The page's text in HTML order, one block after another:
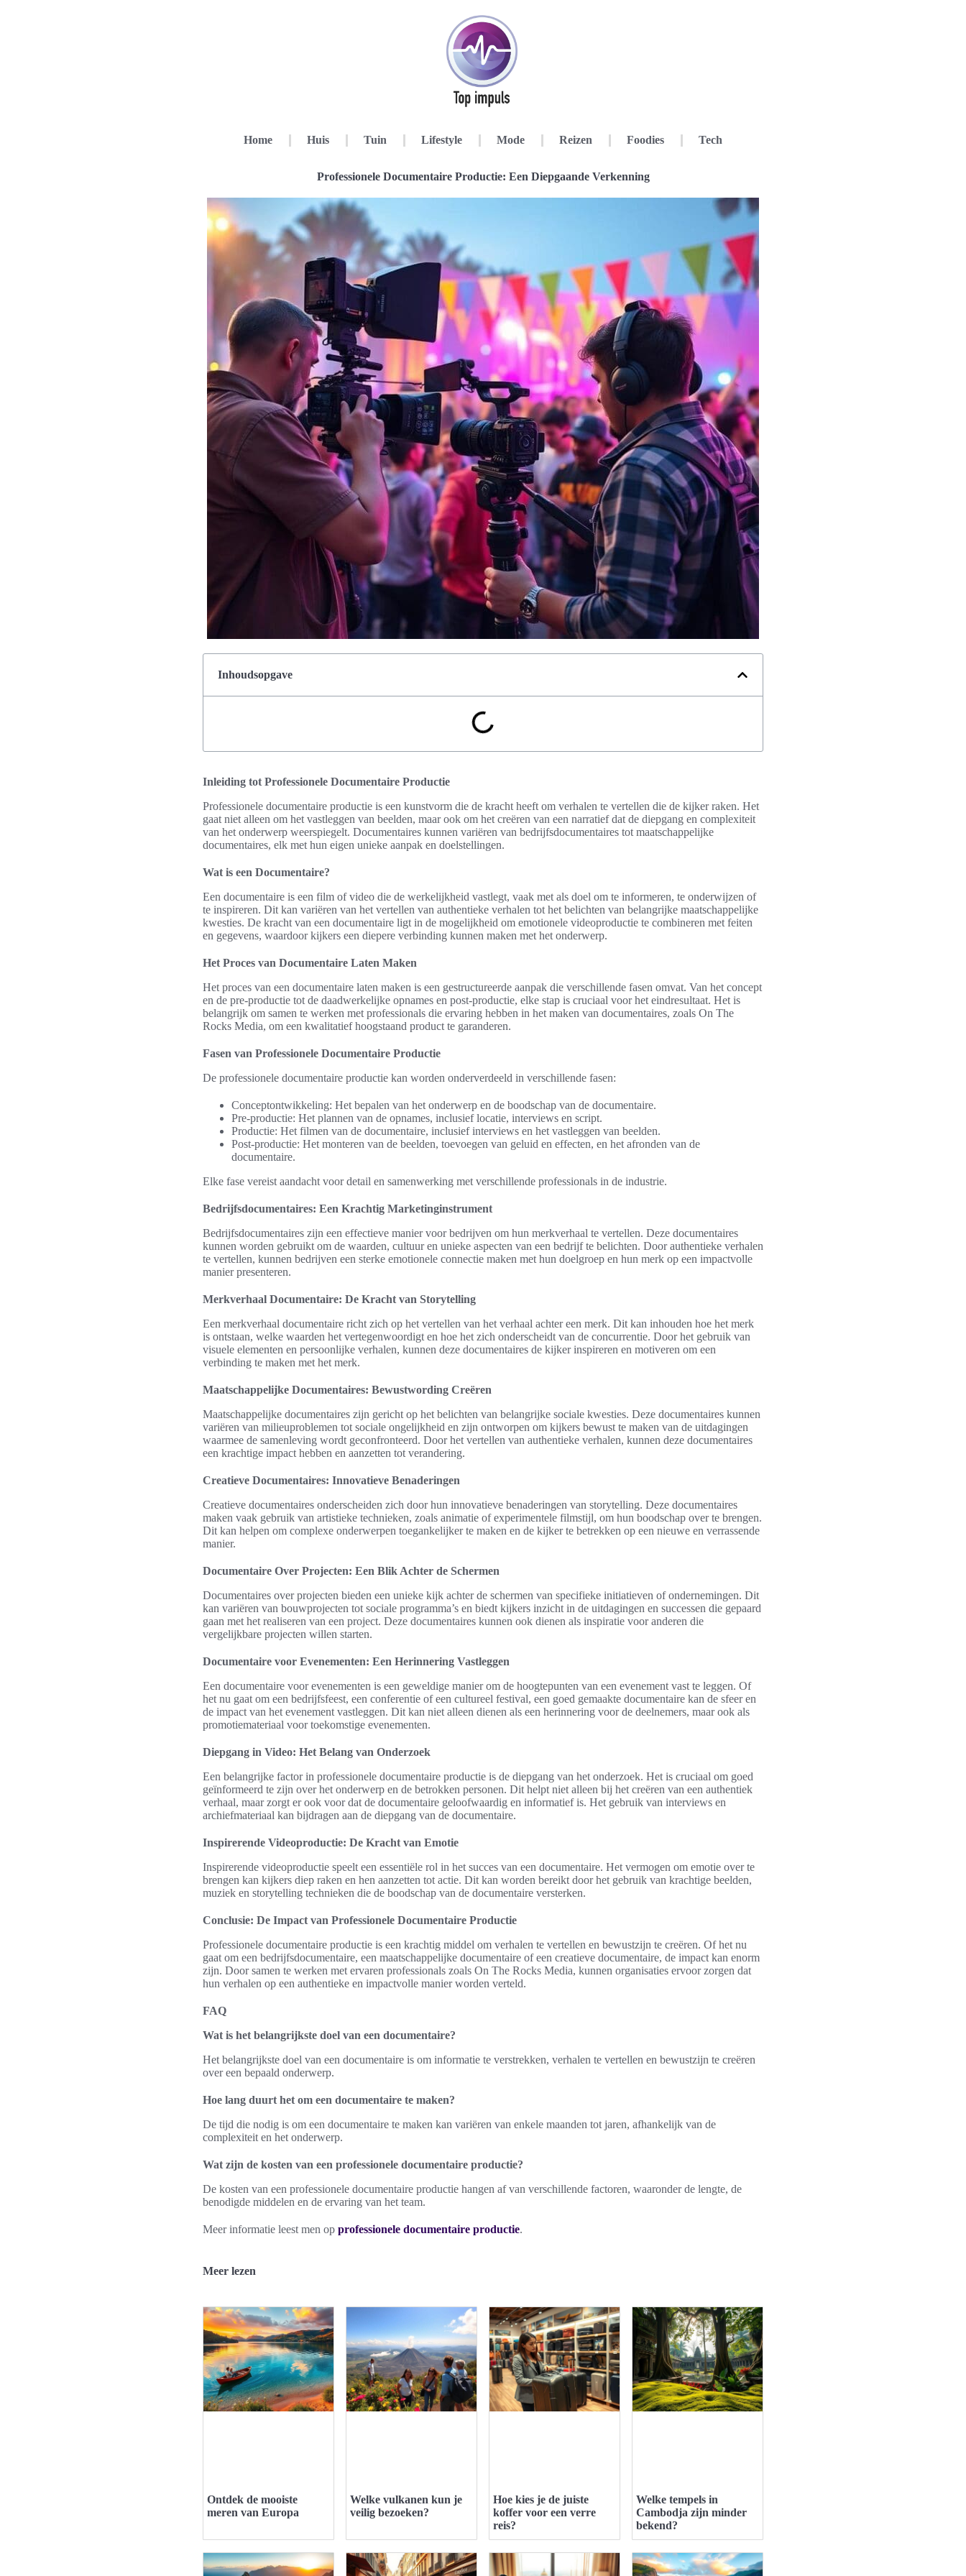
Home Huis Tuin Lifestyle Mode Reizen Foodies Tech
Professionele Documentaire Productie: Een Diepgaande Verkenning
Inhoudsopgave
Inleiding tot Professionele Documentaire Productie
Professionele documentaire productie is een kunstvorm die de kracht heeft om verhalen te vertellen die de kijker raken. Het
gaat niet alleen om het vastleggen van beelden, maar ook om het creëren van een narratief dat de diepgang en complexiteit
van het onderwerp weerspiegelt. Documentaires kunnen variëren van bedrijfsdocumentaires tot maatschappelijke
documentaires, elk met hun eigen unieke aanpak en doelstellingen.
Wat is een Documentaire?
Een documentaire is een film of video die de werkelijkheid vastlegt, vaak met als doel om te informeren, te onderwijzen of
te inspireren. Dit kan variëren van het vertellen van authentieke verhalen tot het belichten van belangrijke maatschappelijke
kwesties. De kracht van een documentaire ligt in de mogelijkheid om emotionele videoproductie te combineren met feiten
en gegevens, waardoor kijkers een diepere verbinding kunnen maken met het onderwerp.
Het Proces van Documentaire Laten Maken
Het proces van een documentaire laten maken is een gestructureerde aanpak die verschillende fasen omvat. Van het concept
en de pre-productie tot de daadwerkelijke opnames en post-productie, elke stap is cruciaal voor het eindresultaat. Het is
belangrijk om samen te werken met professionals die ervaring hebben in het maken van documentaires, zoals On The
Rocks Media, om een kwalitatief hoogstaand product te garanderen.
Fasen van Professionele Documentaire Productie
De professionele documentaire productie kan worden onderverdeeld in verschillende fasen:
Conceptontwikkeling: Het bepalen van het onderwerp en de boodschap van de documentaire.
Pre-productie: Het plannen van de opnames, inclusief locatie, interviews en script.
Productie: Het filmen van de documentaire, inclusief interviews en het vastleggen van beelden.
Post-productie: Het monteren van de beelden, toevoegen van geluid en effecten, en het afronden van de
documentaire.
Elke fase vereist aandacht voor detail en samenwerking met verschillende professionals in de industrie.
Bedrijfsdocumentaires: Een Krachtig Marketinginstrument
Bedrijfsdocumentaires zijn een effectieve manier voor bedrijven om hun merkverhaal te vertellen. Deze documentaires
kunnen worden gebruikt om de waarden, cultuur en unieke aspecten van een bedrijf te belichten. Door authentieke verhalen
te vertellen, kunnen bedrijven een sterke emotionele connectie maken met hun doelgroep en hun merk op een impactvolle
manier presenteren.
Merkverhaal Documentaire: De Kracht van Storytelling
Een merkverhaal documentaire richt zich op het vertellen van het verhaal achter een merk. Dit kan inhouden hoe het merk
is ontstaan, welke waarden het vertegenwoordigt en hoe het zich onderscheidt van de concurrentie. Door het gebruik van
visuele elementen en persoonlijke verhalen, kunnen deze documentaires de kijker inspireren en motiveren om een
verbinding te maken met het merk.
Maatschappelijke Documentaires: Bewustwording Creëren
Maatschappelijke documentaires zijn gericht op het belichten van belangrijke sociale kwesties. Deze documentaires kunnen
variëren van milieuproblemen tot sociale ongelijkheid en zijn ontworpen om kijkers bewust te maken van de uitdagingen
waarmee de samenleving wordt geconfronteerd. Door het vertellen van authentieke verhalen, kunnen deze documentaires
een krachtige impact hebben en aanzetten tot verandering.
Creatieve Documentaires: Innovatieve Benaderingen
Creatieve documentaires onderscheiden zich door hun innovatieve benaderingen van storytelling. Deze documentaires
maken vaak gebruik van artistieke technieken, zoals animatie of experimentele filmstijl, om hun boodschap over te brengen.
Dit kan helpen om complexe onderwerpen toegankelijker te maken en de kijker te betrekken op een nieuwe en verrassende
manier.
Documentaire Over Projecten: Een Blik Achter de Schermen
Documentaires over projecten bieden een unieke kijk achter de schermen van specifieke initiatieven of ondernemingen. Dit
kan variëren van bouwprojecten tot sociale programma’s en biedt kijkers inzicht in de uitdagingen en successen die gepaard
gaan met het realiseren van een project. Deze documentaires kunnen ook dienen als inspiratie voor anderen die
vergelijkbare projecten willen starten.
Documentaire voor Evenementen: Een Herinnering Vastleggen
Een documentaire voor evenementen is een geweldige manier om de hoogtepunten van een evenement vast te leggen. Of
het nu gaat om een bedrijfsfeest, een conferentie of een cultureel festival, een goed gemaakte documentaire kan de sfeer en
de impact van het evenement vastleggen. Dit kan niet alleen dienen als een herinnering voor de deelnemers, maar ook als
promotiemateriaal voor toekomstige evenementen.
Diepgang in Video: Het Belang van Onderzoek
Een belangrijke factor in professionele documentaire productie is de diepgang van het onderzoek. Het is cruciaal om goed
geïnformeerd te zijn over het onderwerp en de betrokken personen. Dit helpt niet alleen bij het creëren van een authentiek
verhaal, maar zorgt er ook voor dat de documentaire geloofwaardig en informatief is. Het gebruik van interviews en
archiefmateriaal kan bijdragen aan de diepgang van de documentaire.
Inspirerende Videoproductie: De Kracht van Emotie
Inspirerende videoproductie speelt een essentiële rol in het succes van een documentaire. Het vermogen om emotie over te
brengen kan kijkers diep raken en hen aanzetten tot actie. Dit kan worden bereikt door het gebruik van krachtige beelden,
muziek en storytelling technieken die de boodschap van de documentaire versterken.
Conclusie: De Impact van Professionele Documentaire Productie
Professionele documentaire productie is een krachtig middel om verhalen te vertellen en bewustzijn te creëren. Of het nu
gaat om een bedrijfsdocumentaire, een maatschappelijke documentaire of een creatieve documentaire, de impact kan enorm
zijn. Door samen te werken met ervaren professionals zoals On The Rocks Media, kunnen organisaties ervoor zorgen dat
hun verhalen op een authentieke en impactvolle manier worden verteld.
FAQ
Wat is het belangrijkste doel van een documentaire?
Het belangrijkste doel van een documentaire is om informatie te verstrekken, verhalen te vertellen en bewustzijn te creëren
over een bepaald onderwerp.
Hoe lang duurt het om een documentaire te maken?
De tijd die nodig is om een documentaire te maken kan variëren van enkele maanden tot jaren, afhankelijk van de
complexiteit en het onderwerp.
Wat zijn de kosten van een professionele documentaire productie?
De kosten van een professionele documentaire productie hangen af van verschillende factoren, waaronder de lengte, de
benodigde middelen en de ervaring van het team.
Meer informatie leest men op professionele documentaire productie.
Meer lezen
Ontdek de mooiste
meren van Europa
Welke vulkanen kun je
veilig bezoeken?
Hoe kies je de juiste
koffer voor een verre
reis?
Welke tempels in
Cambodja zijn minder
bekend?